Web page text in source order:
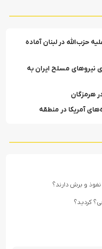
حزب‌الله در لبنان آماده
نیروهای مسلح ایران به
هرمزگان
و برش دارند؟
کردید؟